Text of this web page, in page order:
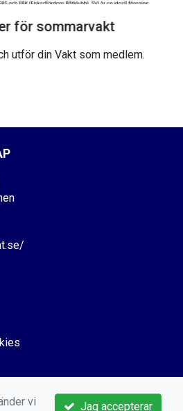
sommarvakt
utför din Vakt som medlem.
Jag accepterar
vi